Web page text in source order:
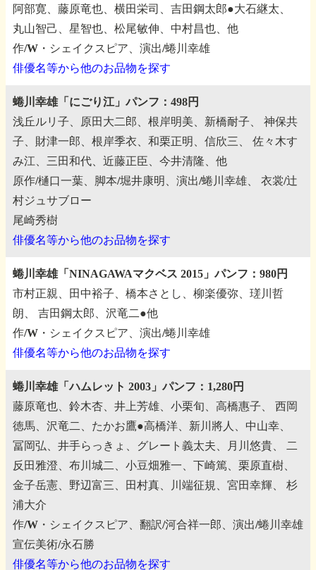
阿部寛、藤原竜也、横田栄司、吉田鋼太郎●大石継太、
丸山智己、星智也、松尾敏伸、中村昌也、他
作/W・シェイクスピア、演出/蜷川幸雄
俳優名等から他のお品物を探す
蜷川幸雄「にごり江」パンフ：498円
浅丘ルリ子、原田大二郎、根岸明美、新橋耐子、
神保共
子、財津一郎、根岸季衣、和栗正明、信欣三、
佐々木す
み江、三田和代、近藤正臣、今井清隆、他
原作/樋口一葉、脚本/堀井康明、演出/蜷川幸雄、
衣裳/辻
村ジュサブロー
尾崎秀樹
俳優名等から他のお品物を探す
蜷川幸雄「NINAGAWAマクベス 2015」パンフ：980円
市村正親、田中裕子、橋本さとし、柳楽優弥、瑳川哲
朗、
吉田鋼太郎、沢竜二●他
作/W・シェイクスピア、演出/蜷川幸雄
俳優名等から他のお品物を探す
蜷川幸雄「ハムレット 2003」パンフ：1,280円
藤原竜也、鈴木杏、井上芳雄、小栗旬、高橋惠子、
西岡
徳馬、沢竜二、たかお鷹●高橋洋、新川將人、中山幸、
冨岡弘、井手らっきょ、グレート義太夫、月川悠貴、
二
反田雅澄、布川城二、小豆畑雅一、下崎篤、栗原直樹、
金子岳憲、野辺富三、田村真、川端征規、宮田幸輝、
杉
浦大介
作/W・シェイクスピア、翻訳/河合祥一郎、演出/蜷川幸雄
宣伝美術/永石勝
俳優名等から他のお品物を探す